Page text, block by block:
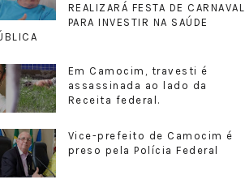
REALIZARÁ FESTA DE CARNAVAL
PARA INVESTIR NA SAÚDE
Em Camocim, travesti é
assassinada ao lado da
Receita federal.
Vice-prefeito de Camocim é
preso pela Polícia Federal